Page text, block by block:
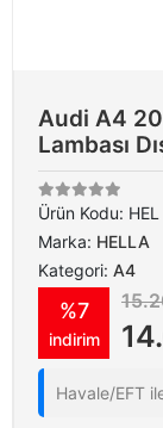
Audi A4
Lambası
Ürün Kodu:
Marka: HELLA
Kategori: A4
%7
indirim
Havale/EFT